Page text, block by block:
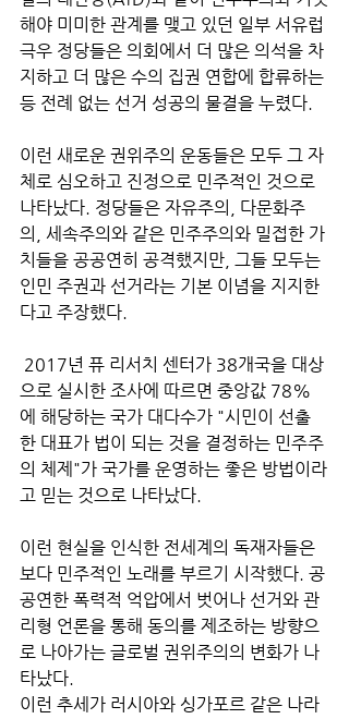
해야 미미한 관계를 맺고 있던 일부 서유럽
극우 정당들은 의회에서 더 많은 의석을 차
지하고 더 많은 수의 집권 연합에 합류하는
등 전례 없는 선거 성공의 물결을 누렸다.
이런 새로운 권위주의 운동들은 모두 그 자
체로 심오하고 진정으로 민주적인 것으로
나타났다. 정당들은 자유주의, 다문화주
의, 세속주의와 같은 민주주의와 밀접한 가
치들을 공공연히 공격했지만, 그들 모두는
인민 주권과 선거라는 기본 이념을 지지한
다고 주장했다.
으로 실시한 조사에 따르면 중앙값 78%
에 해당하는 국가 대다수가 "시민이 선출
한 대표가 법이 되는 것을 결정하는 민주주
의 체제"가 국가를 운영하는 좋은 방법이라
고 믿는 것으로 나타났다.
이런 현실을 인식한 전세계의 독재자들은
보다 민주적인 노래를 부르기 시작했다. 공
공연한 폭력적 억압에서 벗어나 선거와 관
리형 언론을 통해 동의를 제조하는 방향으
로 나아가는 글로벌 권위주의의 변화가 나
타났다.
이런 추세가 러시아와 싱가포르 같은 나라